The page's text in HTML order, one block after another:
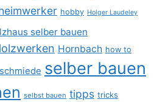
hobby Holger Laudeley
selber bauen
Hornbach how to
selber bauen
selbst bauen tipps tricks